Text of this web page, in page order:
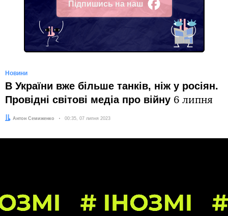
Підпишись на наш
Facebook
Новини
В України вже більше танків, ніж у росіян.
Провідні світові медіа про війну 6 липня
Автор:
Антон Семиженко Дата:
00:35, 07 липня 2023